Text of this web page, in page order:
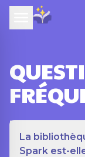
La
Spark est-